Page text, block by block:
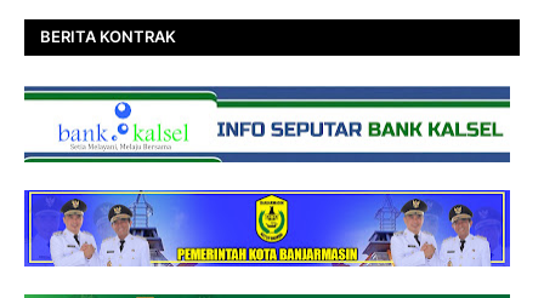
BERITA KONTRAK